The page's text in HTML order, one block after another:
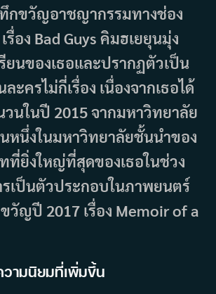
กขวัญอาชญากรรมทางช่อง
รื่อง Bad Guys คิมฮเยยุนมุ่ง
ยนของเธอและปรากฏตัวเป็น
ะครไม่กี่เรื่อง เนื่องจากเธอได้
นในปี 2015 จากมหาวิทยาลัย
หนึ่งในมหาวิทยาลัยชั้นนำของ
ที่ยิ่งใหญ่ที่สุดของเธอในช่วง
รเป็นตัวประกอบในภาพยนตร์
วัญปี 2017 เรื่อง Memoir of a
วามนิยมที่เพิ่มขึ้น